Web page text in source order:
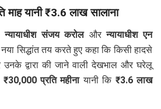
माह यानी ₹3.6 लाख सालाना
न्यायाधीश संजय करोलऔरन्यायाधीश एन
सिद्धांत तय करते हुए कहा कि किसी हादसे
उनके द्वारा की जाने वाली देखभाल और घरेलू
₹30,000 प्रति महीनायानी कि ₹3.6 लाख